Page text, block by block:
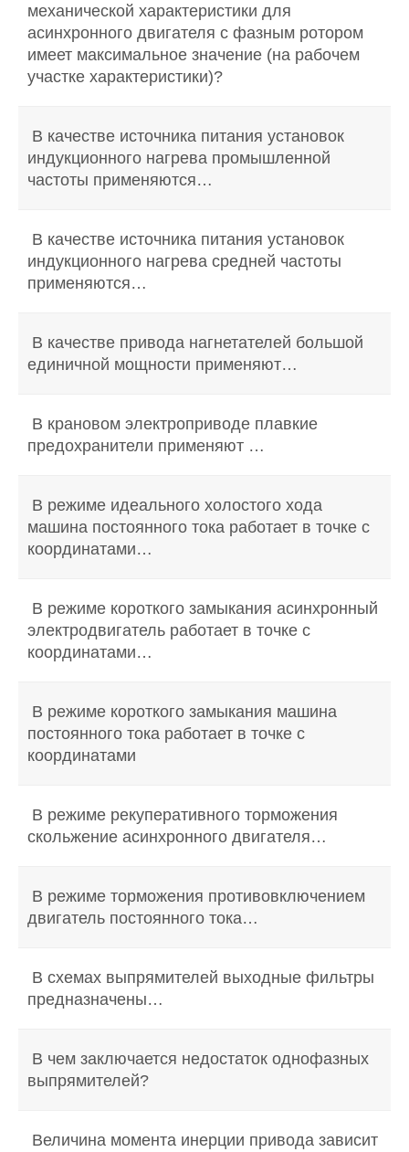
механической характеристики для
асинхронного двигателя с фазным ротором
имеет максимальное значение (на рабочем
участке характеристики)?
В качестве источника питания установок
индукционного нагрева промышленной
частоты применяются…
В качестве источника питания установок
индукционного нагрева средней частоты
применяются…
В качестве привода нагнетателей большой
единичной мощности применяют…
В крановом электроприводе плавкие
предохранители применяют …
В режиме идеального холостого хода
машина постоянного тока работает в точке с
координатами…
В режиме короткого замыкания асинхронный
электродвигатель работает в точке с
координатами…
В режиме короткого замыкания машина
постоянного тока работает в точке с
координатами
В режиме рекуперативного торможения
скольжение асинхронного двигателя…
В режиме торможения противовключением
двигатель постоянного тока…
В схемах выпрямителей выходные фильтры
предназначены…
В чем заключается недостаток однофазных
выпрямителей?
Величина момента инерции привода зависит